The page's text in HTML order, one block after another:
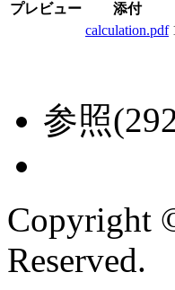
プレビュー 添付
calculation.pdf
参照
Copyright
Reserved.